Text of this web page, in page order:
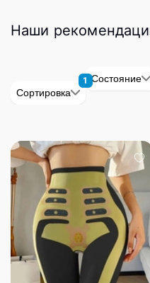
Наши
Сортировка
1 Состояние